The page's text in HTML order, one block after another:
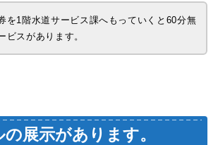
を1階水道サービス課へもっていくと60分無
ビスがあります。
展示があります。